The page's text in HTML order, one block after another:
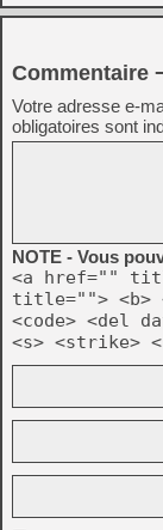
Commentaire
Votre adresse e-
obligatoires sont
NOTE - Vous
<a href=""
title=""> <b>
<code> <del
<s> <strike>